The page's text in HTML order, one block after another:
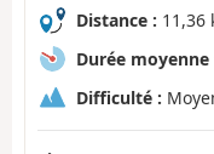
Distance : 11,36
Durée moyenne
Difficulté :